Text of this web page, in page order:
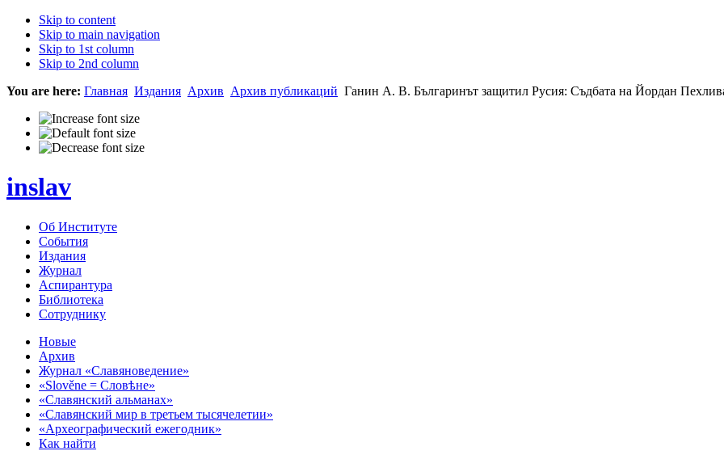
Skip to content
Skip to main navigation
Skip to 1st column
Skip to 2nd column
You are here: Главная Издания Архив Архив публикаций Ганин А. В. Българинът защитил Русия: Съдбата на Йордан
inslav
Об Институте
События
Издания
Журнал
Аспирантура
Библиотека
Сотруднику
Новые
Архив
Журнал «Славяноведение»
«Slověne = Словѣне»
«Славянский альманах»
«Славянский мир в третьем тысячелетии»
«Археографический ежегодник»
Как найти